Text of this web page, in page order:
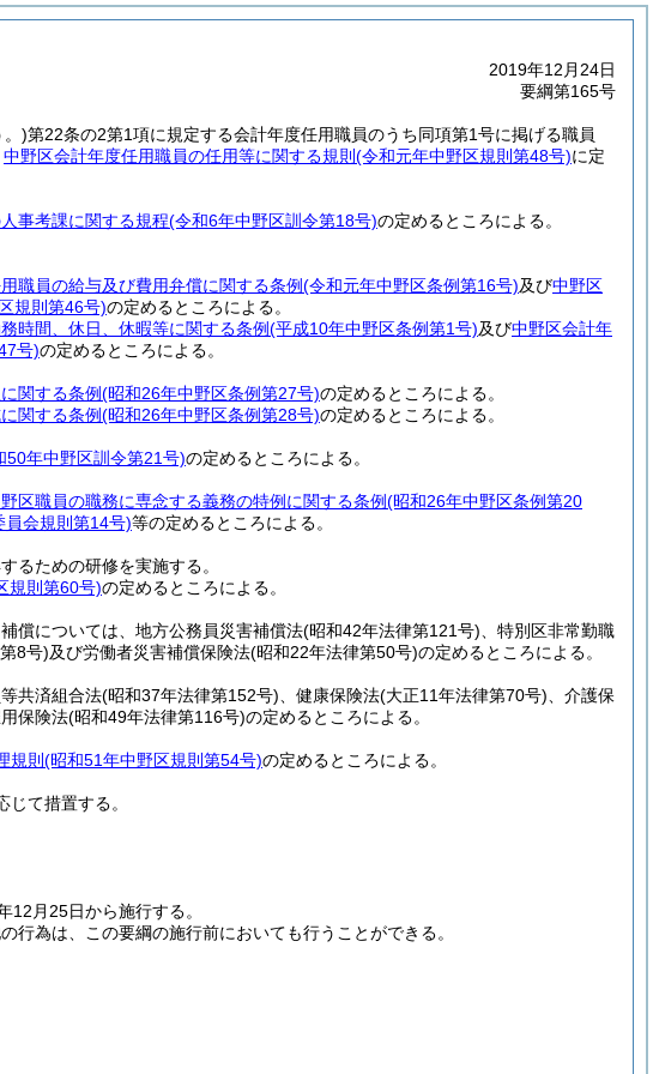
2019年12月24日
要綱第165号
。)第22条の2第1項に規定する会計年度任用職員のうち同項第1号に掲げる職員
中野区会計年度任用職員の任用等に関する規則 (令和元年中野区規則第48号)に定
事考課に関する規程(令和6年中野区訓令第18号)の定めるところによる。
職員の給与及び費用弁償に関する条例(令和元年中野区条例第16号)及び中野区
規則第46号)の定めるところによる。
時間、休日、休暇等に関する条例(平成10年中野区条例第1号)及び中野区会計年
号)の定めるところによる。
関する条例(昭和26年中野区条例第27号)の定めるところによる。
関する条例(昭和26年中野区条例第28号)の定めるところによる。
50年中野区訓令第21号)の定めるところによる。
区職員の職務に専念する義務の特例に関する条例(昭和26年中野区条例第20
会規則第14号)等の定めるところによる。
るための研修を実施する。
規則第60号)の定めるところによる。
償については、地方公務員災害補償法(昭和42年法律第121号) 、特別区非常勤職
8号)及び労働者災害補償保険法(昭和22年法律第50号)の定めるところによる。
共済組合法(昭和37年法律第152号) 、健康保険法(大正11年法律第70号) 、介護保
保険法(昭和49年法律第116号)の定めるところによる。
規則 (昭和51年中野区規則第54号)の定めるところによる。
て措置する。
12月25日から施行する。
行為は、この要綱の施行前においても行うことができる。